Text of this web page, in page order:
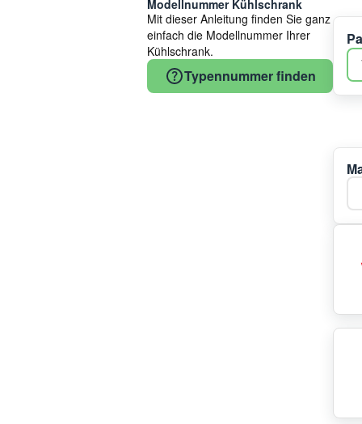
Modellnummer Kühlschrank
Mit dieser Anleitung finden Sie ganz
einfach die Modellnummer Ihrer
Kühlschrank.
Typennummer finden